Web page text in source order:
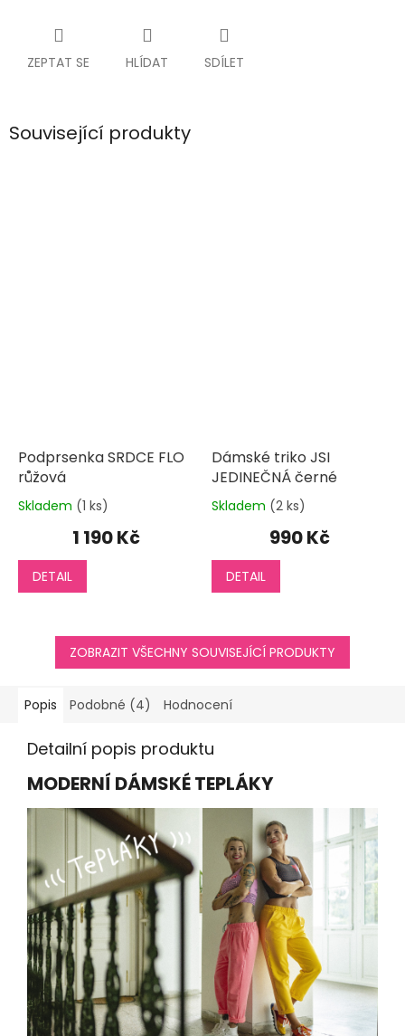
ZEPTAT SE HLÍDAT SDÍLET
Související produkty
Podprsenka SRDCE FLO
růžová
Průměrné
je
5,0
z
Skladem (1 ks)
1 190 Kč
DETAIL
Dámské triko JSI
JEDINEČNÁ černé
Průměrné
je
3,3
z
Skladem (2 ks)
990 Kč
DETAIL
ZOBRAZIT VŠECHNY SOUVISEJÍCÍ PRODUKTY
Popis Podobné (4) Hodnocení
Detailní popis produktu
MODERNÍ DÁMSKÉ TEPLÁKY